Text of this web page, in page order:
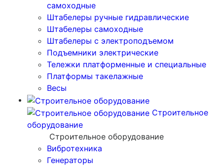
самоходные
Штабелеры ручные гидравлические
Штабелеры самоходные
Штабелеры с электроподъемом
Подъемники электрические
Тележки платформенные и специальные
Платформы такелажные
Весы
Строительное
оборудование
Строительное оборудование
Вибротехника
Генераторы